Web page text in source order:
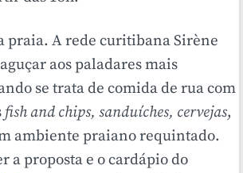
praia. A rede curitibana Sirène
aos paladares mais
se trata de comida de rua com
fish and chips, sanduíches, cervejas,
ambiente praiano requintado.
a proposta e o cardápio do